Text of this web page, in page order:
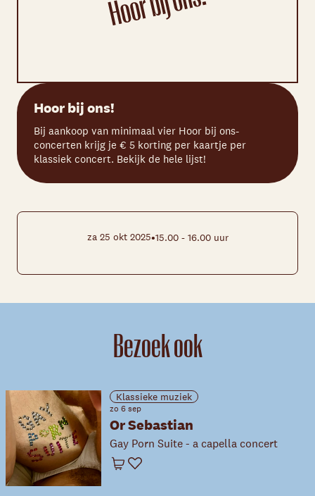
Hoor bij ons!
Bij aankoop van minimaal vier Hoor bij ons-
concerten krijg je € 5 korting per kaartje per
klassiek concert. Bekijk de hele lijst!
za 25 okt 2025•15.00 - 16.00 uur
Bezoek ook
Klassieke muziek
zo 6 sep
Or Sebastian
Gay Porn Suite - a capella concert
Winkelwagen
Favoriet